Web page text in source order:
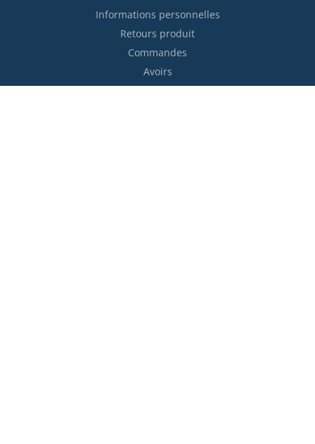
Informations personnelles
Retours produit
Commandes
Avoirs
Adresses